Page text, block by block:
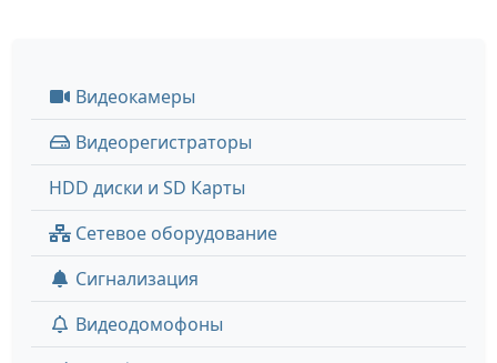
Видеокамеры
Видеорегистраторы
HDD диски и SD Карты
Сетевое оборудование
Сигнализация
Видеодомофоны